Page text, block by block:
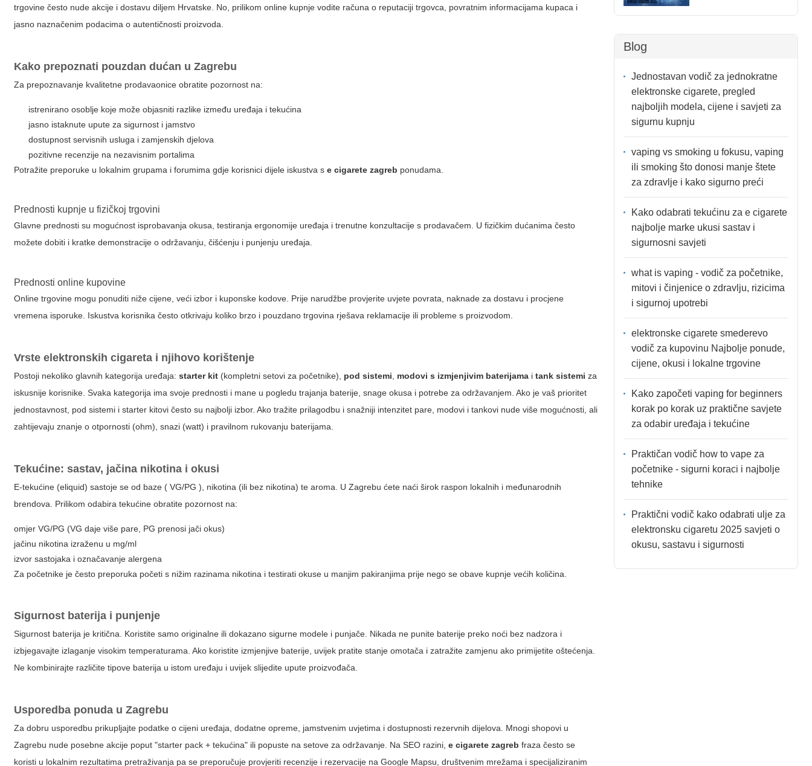
trgovine često nude akcije i dostavu diljem Hrvatske. No, prilikom online kupnje vodite računa o reputaciji trgovca, povratnim informacijama kupaca i
jasno naznačenim podacima o autentičnosti proizvoda.
Kako prepoznati pouzdan dućan u Zagrebu
Za prepoznavanje kvalitetne prodavaonice obratite pozornost na:
istrenirano osoblje koje može objasniti razlike između uređaja i tekućina
jasno istaknute upute za sigurnost i jamstvo
dostupnost servisnih usluga i zamjenskih djelova
pozitivne recenzije na nezavisnim portalima
Potražite preporuke u lokalnim grupama i forumima gdje korisnici dijele iskustva se cigarete zagreb ponudama.
Prednosti kupnje u fizičkoj trgovini
Glavne prednosti su mogućnost isprobavanja okusa, testiranja ergonomije uređaja i trenutne konzultacije s prodavačem. U fizičkim dućanima često
možete dobiti i kratke demonstracije o održavanju, čišćenju i punjenju uređaja.
Prednosti online kupovine
Online trgovine mogu ponuditi niže cijene, veći izbor i kuponske kodove. Prije narudžbe provjerite uvjete povrata, naknade za dostavu i procjene
vremena isporuke. Iskustva korisnika često otkrivaju koliko brzo i pouzdano trgovina rješava reklamacije ili probleme s proizvodom.
Vrste elektronskih cigareta i njihovo korištenje
Postoji nekoliko glavnih kategorija uređaja:starter kit (kompletni setovi za početnike), pod sistemi modovi s izmjenjivim baterijama itank sistemi za
iskusnije korisnike. Svaka kategorija ima svoje prednosti i mane u pogledu trajanja baterije, snage okusa i potrebe za održavanjem. Ako je vaš prioritet
jednostavnost, pod sistemi i starter kitovi često su najbolji izbor. Ako tražite prilagodbu i snažniji intenzitet pare, modovi i tankovi nude više mogućnosti, ali
zahtijevaju znanje o otpornosti (ohm), snazi (watt) i pravilnom rukovanju baterijama.
Tekućine: sastav, jačina nikotina i okusi
E-tekućine (eliquid) sastoje se od baze ( VG/PG ), nikotina (ili bez nikotina) te aroma. U Zagrebu ćete naći širok raspon lokalnih i međunarodnih
brendova. Prilikom odabira tekućine obratite pozornost na:
omjer VG/PG (VG daje više pare, PG prenosi jači okus)
jačinu nikotina izraženu u mg/ml
izvor sastojaka i označavanje alergena
Za početnike je često preporuka početi s nižim razinama nikotina i testirati okuse u manjim pakiranjima prije nego se obave kupnje većih količina.
Sigurnost baterija i punjenje
Sigurnost baterija je kritična. Koristite samo originalne ili dokazano sigurne modele i punjače. Nikada ne punite baterije preko noći bez nadzora i
izbjegavajte izlaganje visokim temperaturama. Ako koristite izmjenjive baterije, uvijek pratite stanje omotača i zatražite zamjenu ako primijetite oštećenja.
Ne kombinirajte različite tipove baterija u istom uređaju i uvijek slijedite upute proizvođača.
Usporedba ponuda u Zagrebu
Za dobru usporedbu prikupljajte podatke o cijeni uređaja, dodatne opreme, jamstvenim uvjetima i dostupnosti rezervnih dijelova. Mnogi shopovi u
Zagrebu nude posebne akcije poput "starter pack + tekućina" ili popuste na setove za održavanje. Na SEO razini,e cigarete zagreb fraza često se
koristi u lokalnim rezultatima pretraživanja pa se preporučuje provjeriti recenzije i rezervacije na Google Mapsu, društvenim mrežama i specijaliziranim
Blog
Jednostavan vodič za jednokratne
elektronske cigarete, pregled
najboljih modela, cijene i savjeti za
sigurnu kupnju
vaping vs smoking u fokusu, vaping
ili smoking što donosi manje štete
za zdravlje i kako sigurno preći
Kako odabrati tekućinu za e cigarete
najbolje marke ukusi sastav i
sigurnosni savjeti
what is vaping - vodič za početnike,
mitovi i činjenice o zdravlju, rizicima
i sigurnoj upotrebi
elektronske cigarete smederevo
vodič za kupovinu Najbolje ponude,
cijene, okusi i lokalne trgovine
Kako započeti vaping for beginners
korak po korak uz praktične savjete
za odabir uređaja i tekućine
Praktičan vodič how to vape za
početnike - sigurni koraci i najbolje
tehnike
Praktični vodič kako odabrati ulje za
elektronsku cigaretu 2025 savjeti o
okusu, sastavu i sigurnosti